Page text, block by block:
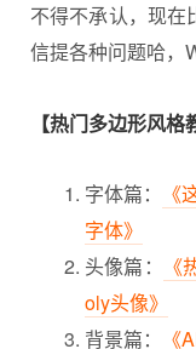
不得不承认，现在
信提各种问题哈，
【热门多边形风格
字体篇：
《
字体》
头像篇：
oly头像》
背景篇：
《